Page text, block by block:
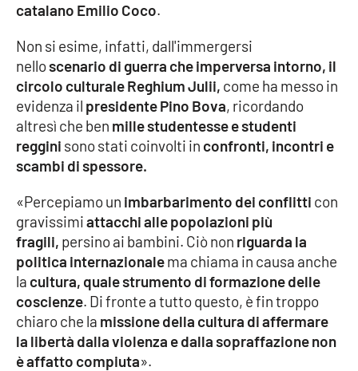
RUBRICHE
Good Morning Vietnam
Parchi Marini Calabria
Leggendo Alvaro insieme
Imprese Di Calabria
Le perfidie di Antonella Grippo
Venti di comunicazione
STREAMING
LaC TV
catalano Emilio Coco.
Non si esime, infatti, dall'immergersi
nelloscenario di guerra che imperversa intorno, il
circolo culturale Reghium Julii, come ha messo in
evidenza il presidente Pino Bova, ricordando
altresì che ben mille studentesse e studenti
reggini sono stati coinvolti in confronti, incontri e
scambi di spessore.
«Percepiamo un imbarbarimento dei conflitti con
gravissimiattacchi alle popolazioni più
fragili, persino ai bambini. Ciò non riguarda la
politica internazionalema chiama in causa anche
la cultura, quale strumento di formazione delle
coscienze. Di fronte a tutto questo, è fin troppo
chiaro che la missione della cultura di affermare
la libertà dalla violenza e dalla sopraffazione non
è affatto compiuta».